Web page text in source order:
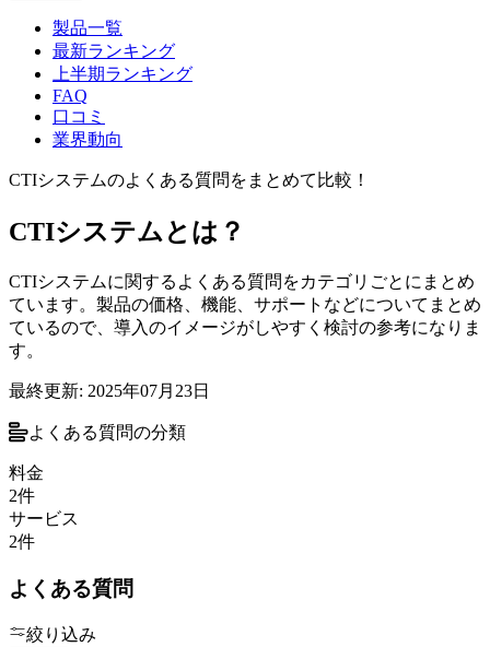
製品一覧
最新ランキング
上半期ランキング
FAQ
口コミ
業界動向
CTIシステムのよくある質問をまとめて比較！
CTIシステム とは？
CTIシステムに関するよくある質問をカテゴリごとにまとめ
ています。製品の価格、機能、サポートなどについてまとめ
ているので、導入のイメージがしやすく検討の参考になりま
す。
最終更新: 2025年07月23日
よくある質問の分類
料金
2件
サービス
2件
よくある質問
絞り込み